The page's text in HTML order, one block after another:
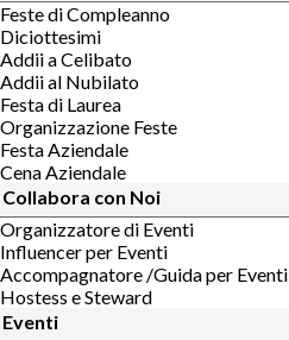
Feste di Compleanno
Diciottesimi
Addii a Celibato
Addii al Nubilato
Festa di Laurea
Organizzazione Feste
Festa Aziendale
Cena Aziendale
Collabora con Noi
Organizzatore di Eventi
Influencer per Eventi
Accompagnatore /Guida per Eventi
Hostess e Steward
Eventi